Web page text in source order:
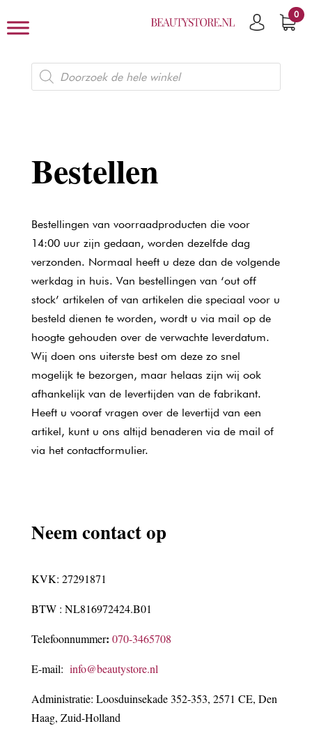
0
Producten
zoeken
Bestellen
Bestellingen van voorraadproducten die voor
14:00 uur zijn gedaan, worden dezelfde dag
verzonden. Normaal heeft u deze dan de volgende
werkdag in huis. Van bestellingen van ‘out off
stock’ artikelen of van artikelen die speciaal voor u
besteld dienen te worden, wordt u via mail op de
hoogte gehouden over de verwachte leverdatum.
Wij doen ons uiterste best om deze zo snel
mogelijk te bezorgen, maar helaas zijn wij ook
afhankelijk van de levertijden van de fabrikant.
Heeft u vooraf vragen over de levertijd van een
artikel, kunt u ons altijd benaderen via de mail of
via het contactformulier.
Neem contact op
KVK: 27291871
BTW : NL816972424.B01
Telefoonnummer: 070-3465708
E-mail: info@beautystore.nl
Administratie: Loosduinsekade 352-353, 2571 CE, Den
Haag, Zuid-Holland